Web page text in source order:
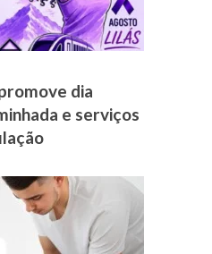
dia
e serviços